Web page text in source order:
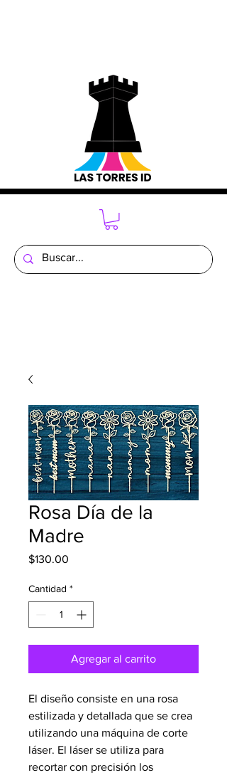
Rosa Día de la
Madre
$130.00
Cantidad *
Agregar al carrito
El diseño consiste en una rosa
estilizada y detallada que se crea
utilizando una máquina de corte
láser. El láser se utiliza para
recortar con precisión los